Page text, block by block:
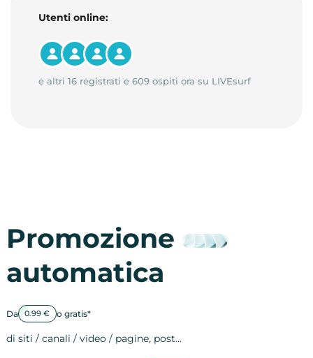
Utenti online:
e altri 16 registrati e 609 ospiti ora su LIVEsurf
Promozione
automatica
Da 0.99 € o gratis*
di siti / canali / video / pagine, post…